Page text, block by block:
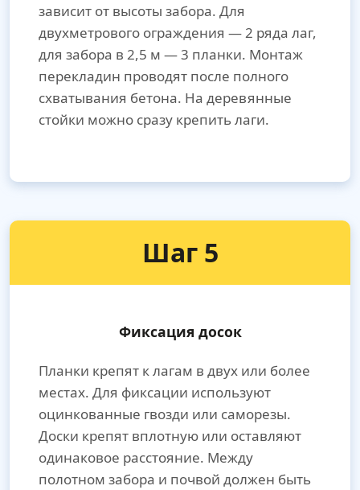
зависит от высоты забора. Для
двухметрового ограждения — 2 ряда лаг,
для забора в 2,5 м — 3 планки. Монтаж
перекладин проводят после полного
схватывания бетона. На деревянные
стойки можно сразу крепить лаги.
Шаг 5
Фиксация досок
Планки крепят к лагам в двух или более
местах. Для фиксации используют
оцинкованные гвозди или саморезы.
Доски крепят вплотную или оставляют
одинаковое расстояние. Между
полотном забора и почвой должен быть